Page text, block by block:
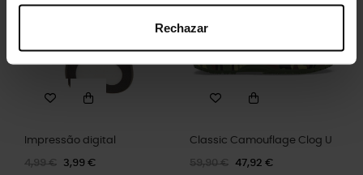
Rechazar
Impressão digital
4,99 € 3,99 €
Classic Camouflage Clog U
59,90 € 47,92 €